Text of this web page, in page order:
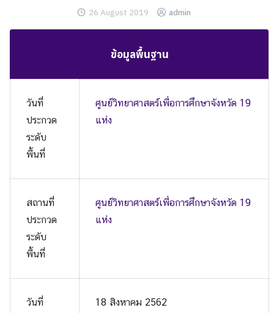
26 August 2019 admin
ข้อมูลพื้นฐาน
วันที่
ประกวด
ระดับ
พื้นที่
ศูนย์วิทยาศาสตร์เพื่อการศึกษาจังหวัด 19
แห่ง
สถานที่
ประกวด
ระดับ
พื้นที่
ศูนย์วิทยาศาสตร์เพื่อการศึกษาจังหวัด 19
แห่ง
วันที่
18 สิงหาคม 2562